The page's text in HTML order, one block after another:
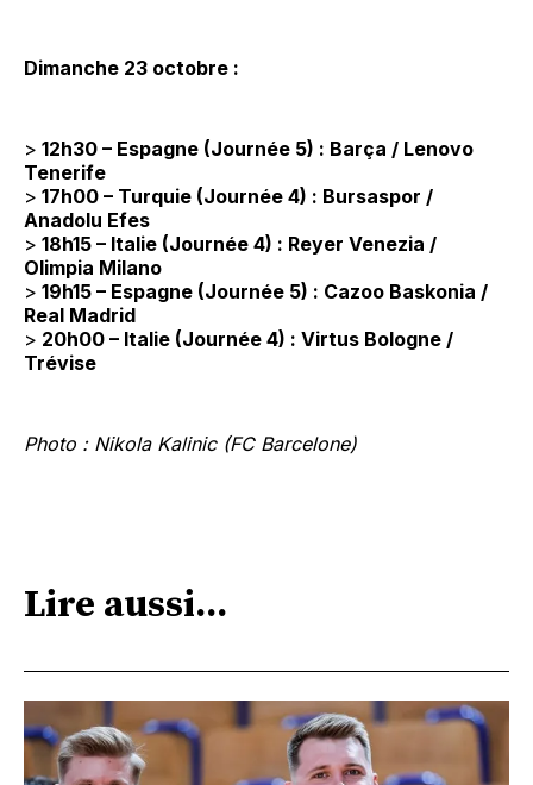
Dimanche 23 octobre :
> 12h30 – Espagne (Journée 5) : Barça / Lenovo
Tenerife
> 17h00 – Turquie (Journée 4) : Bursaspor /
Anadolu Efes
> 18h15 – Italie (Journée 4) : Reyer Venezia /
Olimpia Milano
> 19h15 – Espagne (Journée 5) : Cazoo Baskonia /
Real Madrid
> 20h00 – Italie (Journée 4) : Virtus Bologne /
Trévise
Photo : Nikola Kalinic (FC Barcelone)
Lire aussi...